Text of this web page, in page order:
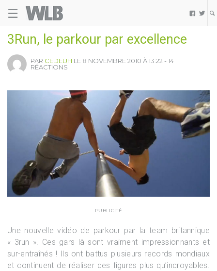
☰  
3Run, le parkour par excellence
PAR CEDEUH LE 8 NOVEMBRE 2010 À 13:22 - 14
RÉACTIONS
PUBLICITÉ
Une nouvelle vidéo de parkour par la team britannique
« 3run ». Ces gars là sont vraiment impressionnants et
sur-entraînés ! Ils ont battus plusieurs records mondiaux
et continuent de réaliser des figures plus qu’incroyables.